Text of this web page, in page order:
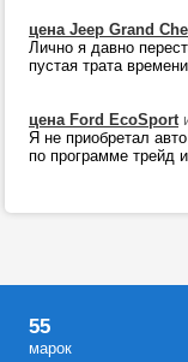
цена Jeep Grand
Лично я давно
пустая трата
цена Ford EcoSport
Я не приобретал
по программе трейд
55
марок